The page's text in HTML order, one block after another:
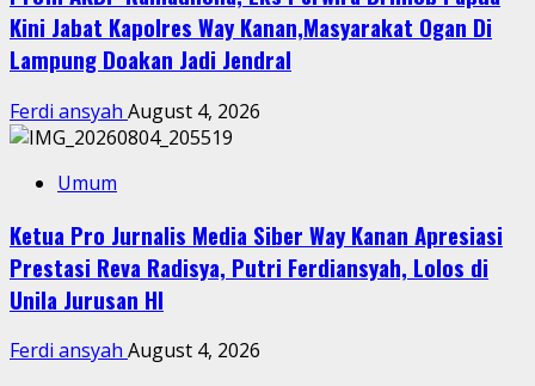
Kini Jabat Kapolres Way Kanan,Masyarakat Ogan Di
Lampung Doakan Jadi Jendral
Ferdi ansyah August 4, 2026
Umum
Ketua Pro Jurnalis Media Siber Way Kanan Apresiasi
Prestasi Reva Radisya, Putri Ferdiansyah, Lolos di
Unila Jurusan HI
Ferdi ansyah August 4, 2026